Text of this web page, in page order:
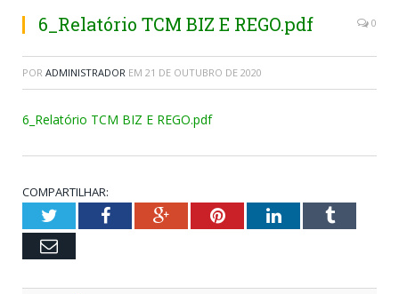
6_Relatório TCM BIZ E REGO.pdf 0
POR ADMINISTRADOR EM 21 DE OUTUBRO DE 2020
6_Relatório TCM BIZ E REGO.pdf
COMPARTILHAR:
TwitterFacebookGoogle+PinterestLinkedInTumblr
Email